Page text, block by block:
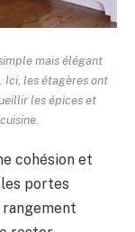
mais élégant
Ici, les étagères ont
les épices et
cohésion et
portes